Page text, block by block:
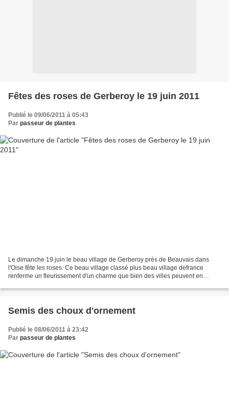
Fêtes des roses de Gerberoy le 19 juin 2011
Publié le 09/06/2011 à 05:43
Par passeur de plantes
Le dimanche 19 juin le beau village de Gerberoy près de Beauvais dans
l'Oise fête les roses. Ce beau village classé plus beau village defrance
renferme un fleurissement d'un charme que bien des villes peuvent en
Semis des choux d'ornement
Publié le 08/06/2011 à 23:42
Par passeur de plantes